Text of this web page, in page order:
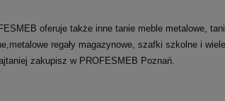
oferuje także inne tanie meble metalowe,
regały magazynowe, szafki szkolne i
zakupisz w PROFESMEB Poznań.